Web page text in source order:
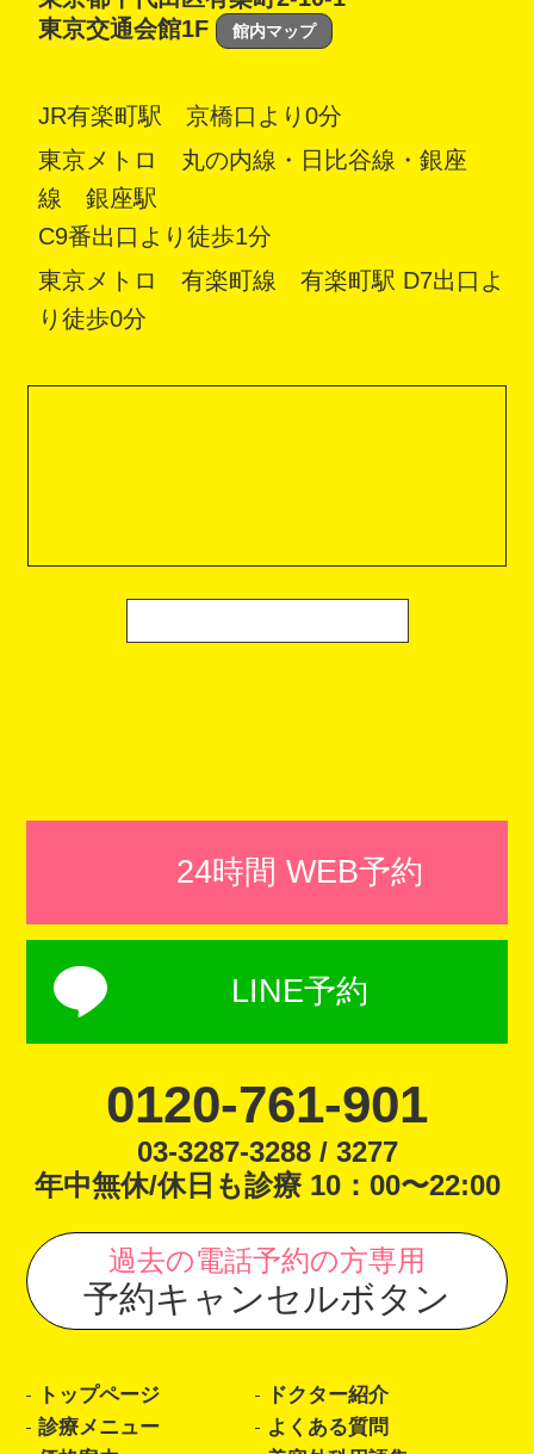
東京交通会館1F
館内マップ
JR有楽町駅 京橋口より0分
東京メトロ 丸の内線・日比谷線・銀座
線 銀座駅
C9番出口より徒歩1分
東京メトロ 有楽町線 有楽町駅 D7出口よ
り徒歩0分
24時間 WEB予約
LINE予約
0120-761-901
03-3287-3288 / 3277
年中無休/休日も診療 10：00〜22:00
過去の電話予約の方専用
予約キャンセルボタン
トップページ
ドクター紹介
診療メニュー
よくある質問